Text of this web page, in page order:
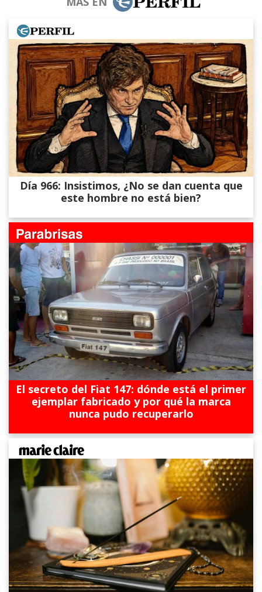
Día 966: Insistimos, ¿No se dan cuenta que
este hombre no está bien?
El secreto del Fiat 147: dónde está el primer
ejemplar fabricado y por qué la marca
nunca pudo recuperarlo